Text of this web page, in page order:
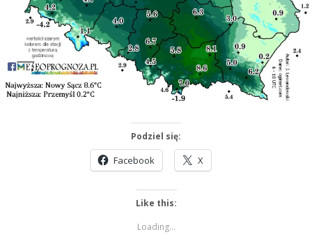
Podziel się:
Facebook X
Like this:
Loading...